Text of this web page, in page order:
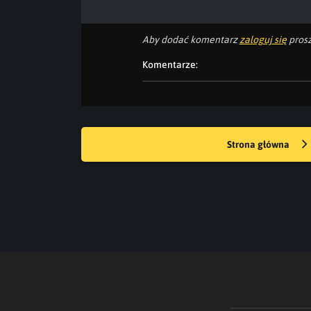
Aby dodać komentarzzaloguj się
Komentarze:
Strona główna